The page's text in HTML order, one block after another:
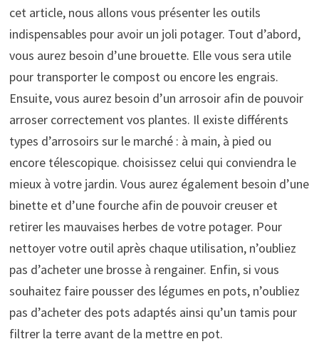
cet article, nous allons vous présenter les outils
indispensables pour avoir un joli potager. Tout d’abord,
vous aurez besoin d’une brouette. Elle vous sera utile
pour transporter le compost ou encore les engrais.
Ensuite, vous aurez besoin d’un arrosoir afin de pouvoir
arroser correctement vos plantes. Il existe différents
types d’arrosoirs sur le marché : à main, à pied ou
encore télescopique. choisissez celui qui conviendra le
mieux à votre jardin. Vous aurez également besoin d’une
binette et d’une fourche afin de pouvoir creuser et
retirer les mauvaises herbes de votre potager. Pour
nettoyer votre outil après chaque utilisation, n’oubliez
pas d’acheter une brosse à rengainer. Enfin, si vous
souhaitez faire pousser des légumes en pots, n’oubliez
pas d’acheter des pots adaptés ainsi qu’un tamis pour
filtrer la terre avant de la mettre en pot.